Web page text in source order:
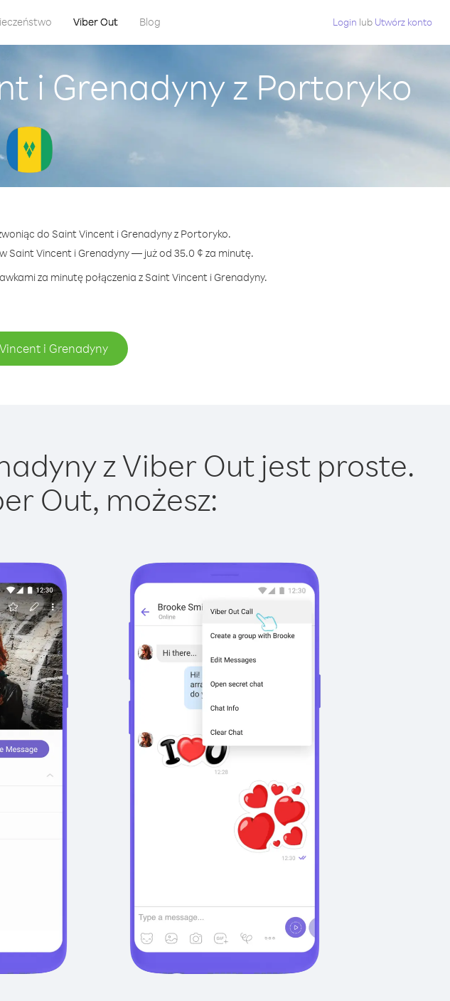
Viber Out Blog Login lub Utwórz konto
i Grenadyny z Portoryko
do Saint Vincent i Grenadyny z Portoryko.
Saint Vincent i Grenadyny — już od 35.0 ¢ za minutę.
za minutę połączenia z Saint Vincent i Grenadyny.
i Grenadyny
z Viber Out jest proste.
Out, możesz: